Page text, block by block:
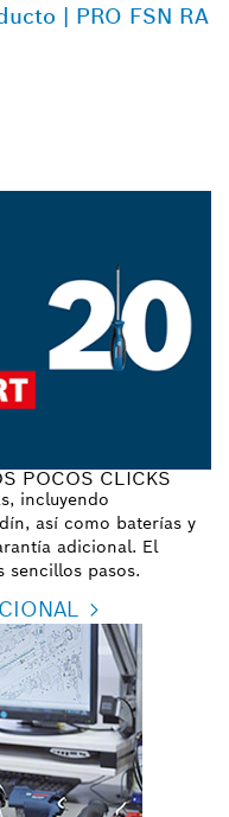
| PRO FSN RA
POCOS CLICKS
incluyendo
así como baterías y
adicional. El
sencillos pasos.